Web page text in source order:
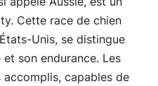
Cette race de chien
Unis, se distingue
son endurance. Les
capables de